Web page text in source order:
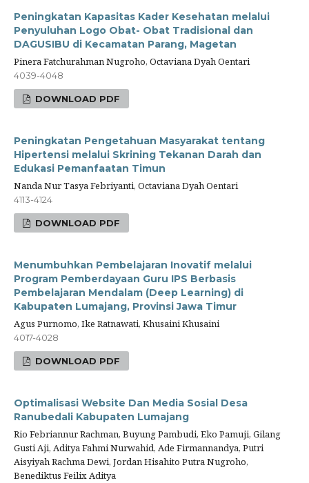
Peningkatan Kapasitas Kader Kesehatan melalui
Penyuluhan Logo Obat- Obat Tradisional dan
DAGUSIBU di Kecamatan Parang, Magetan
Pinera Fatchurahman Nugroho, Octaviana Dyah Oentari
4039-4048
DOWNLOAD PDF
Peningkatan Pengetahuan Masyarakat tentang
Hipertensi melalui Skrining Tekanan Darah dan
Edukasi Pemanfaatan Timun
Nanda Nur Tasya Febriyanti, Octaviana Dyah Oentari
4113-4124
DOWNLOAD PDF
Menumbuhkan Pembelajaran Inovatif melalui
Program Pemberdayaan Guru IPS Berbasis
Pembelajaran Mendalam (Deep Learning) di
Kabupaten Lumajang, Provinsi Jawa Timur
Agus Purnomo, Ike Ratnawati, Khusaini Khusaini
4017-4028
DOWNLOAD PDF
Optimalisasi Website Dan Media Sosial Desa
Ranubedali Kabupaten Lumajang
Rio Febriannur Rachman, Buyung Pambudi, Eko Pamuji, Gilang
Gusti Aji, Aditya Fahmi Nurwahid, Ade Firmannandya, Putri
Aisyiyah Rachma Dewi, Jordan Hisahito Putra Nugroho,
Benediktus Feilix Aditya